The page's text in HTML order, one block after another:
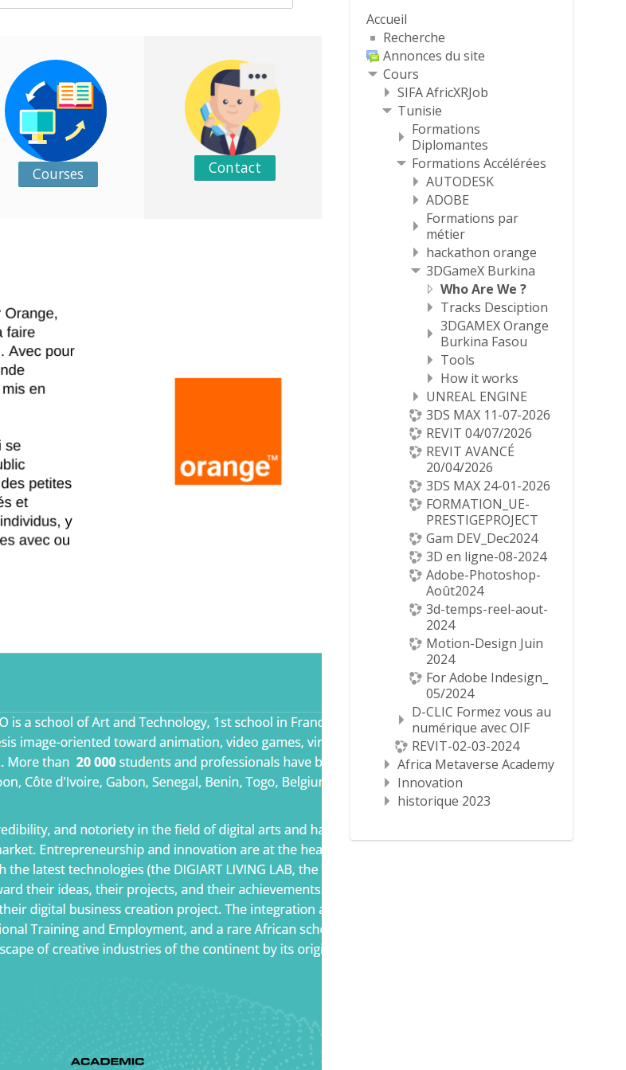
Courses Contact
Accueil
Recherche
Annonces du site
Cours
SIFA AfricXRJob
Tunisie
Formations
Diplomantes
Formations Accélérées
AUTODESK
ADOBE
Formations par
métier
hackathon orange
3DGameX Burkina
Who Are We ?
Tracks Desciption
3DGAMEX Orange
Burkina Fasou
Tools
How it works
UNREAL ENGINE
3DS MAX 11-07-2026
REVIT 04/07/2026
REVIT AVANCÉ
20/04/2026
3DS MAX 24-01-2026
FORMATION_UE-
PRESTIGEPROJECT
Gam DEV_Dec2024
3D en ligne-08-2024
Adobe-Photoshop-
Août2024
3d-temps-reel-aout-
2024
Motion-Design Juin
2024
For Adobe Indesign_
05/2024
D-CLIC Formez vous au
numérique avec OIF
REVIT-02-03-2024
Africa Metaverse Academy
Innovation
historique 2023